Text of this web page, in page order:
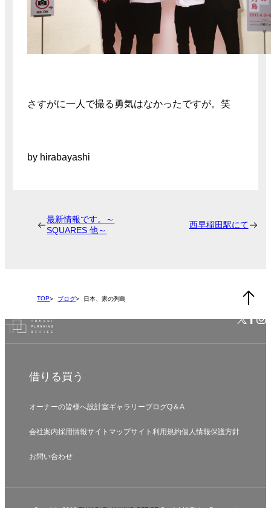
さすがに一人で撮る勇気はなかったですが。笑
by hirabayashi
最新情報です。～
SQUARES 他～
西早稲田駅にて
TOP ブログ 日本、家の列島
借りる 買う
オーナーの皆様へ設計室ギャラリーブログQ＆A
会社案内採用情報サイトマップサイト利用規約個人情報保護方針
お問い合わせ